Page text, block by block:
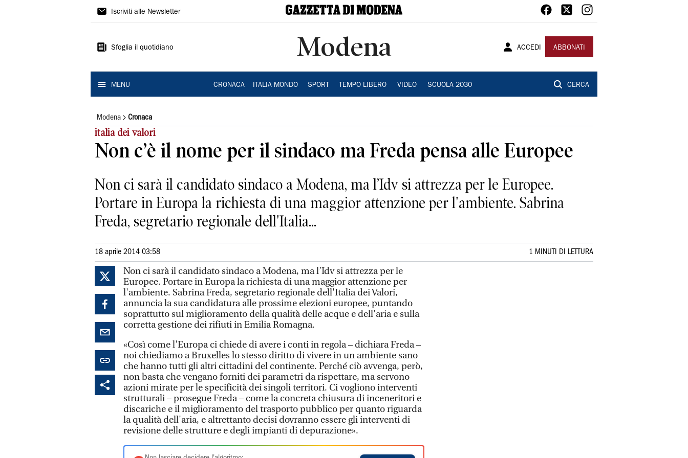
Gazzetta
Modena
Iscriviti alle Newsletter
Sfoglia il quotidiano Modena ACCEDI ABBONATI
MENU CRONACA ITALIA MONDO SPORT TEMPO LIBERO VIDEO SCUOLA 2030 CERCA
Modena Cronaca
italia dei valori
Non c’è il nome per il sindaco ma Freda pensa alle Europee
Non ci sarà il candidato sindaco a Modena, ma l’Idv si attrezza per le Europee.
Portare in Europa la richiesta di una maggior attenzione per l'ambiente. Sabrina
Freda, segretario regionale dell'Italia...
18 aprile 2014 03:58 1 MINUTI DI LETTURA
Non ci sarà il candidato sindaco a Modena, ma l’Idv si attrezza per le
Europee. Portare in Europa la richiesta di una maggior attenzione per
l'ambiente. Sabrina Freda, segretario regionale dell'Italia dei Valori,
annuncia la sua candidatura alle prossime elezioni europee, puntando
soprattutto sul miglioramento della qualità delle acque e dell'aria e sulla
corretta gestione dei rifiuti in Emilia Romagna.
«Così come l'Europa ci chiede di avere i conti in regola – dichiara Freda –
noi chiediamo a Bruxelles lo stesso diritto di vivere in un ambiente sano
che hanno tutti gli altri cittadini del continente. Perché ciò avvenga, però,
non basta che vengano forniti dei parametri da rispettare, ma servono
azioni mirate per le specificità dei singoli territori. Ci vogliono interventi
strutturali – prosegue Freda – come la concreta chiusura di inceneritori e
discariche e il miglioramento del trasporto pubblico per quanto riguarda
la qualità dell'aria, e altrettanto decisi dovranno essere gli interventi di
revisione delle strutture e degli impianti di depurazione».